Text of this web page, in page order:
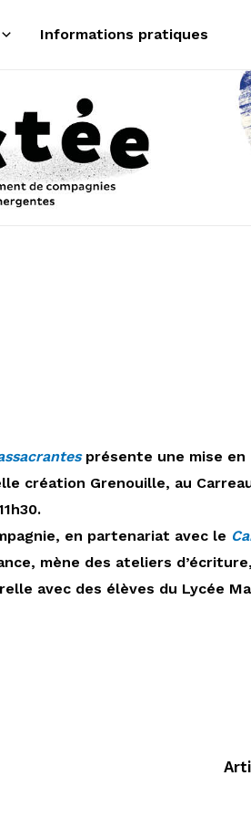
Informations pratiques
présente une mise en
création Grenouille, au
en partenariat avec le
mène des ateliers
avec des élèves du Lycée